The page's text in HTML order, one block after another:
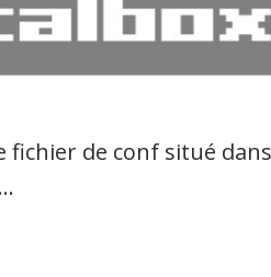
fichier de conf situé